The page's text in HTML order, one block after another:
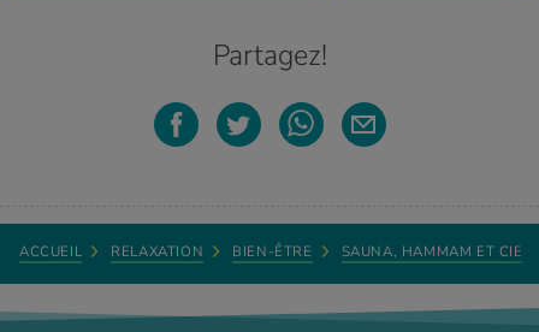
Partagez!
ACCUEIL RELAXATION BIEN-ÊTRE SAUNA, HAMMAM ET CIE